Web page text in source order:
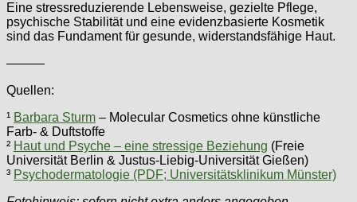
Eine stressreduzierende Lebensweise, gezielte Pflege,
psychische Stabilität und eine evidenzbasierte Kosmetik
sind das Fundament für gesunde, widerstandsfähige Haut.
———
Quellen:
¹ Barbara Sturm – Molecular Cosmetics ohne künstliche
Farb- & Duftstoffe
² Haut und Psyche – eine stressige Beziehung (Freie
Universität Berlin & Justus-Liebig-Universität Gießen)
³ Psychodermatologie (PDF; Universitätsklinikum Münster)